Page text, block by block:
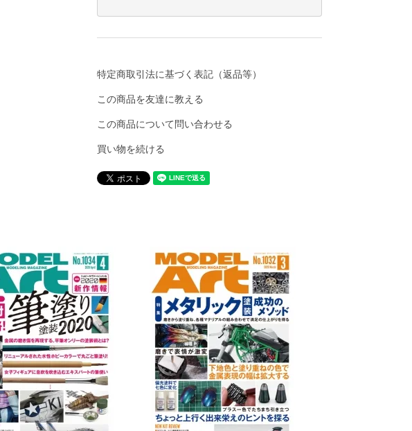
特定商取引法に基づく表記（返品等）
この商品を友達に教える
この商品について問い合わせる
買い物を続ける